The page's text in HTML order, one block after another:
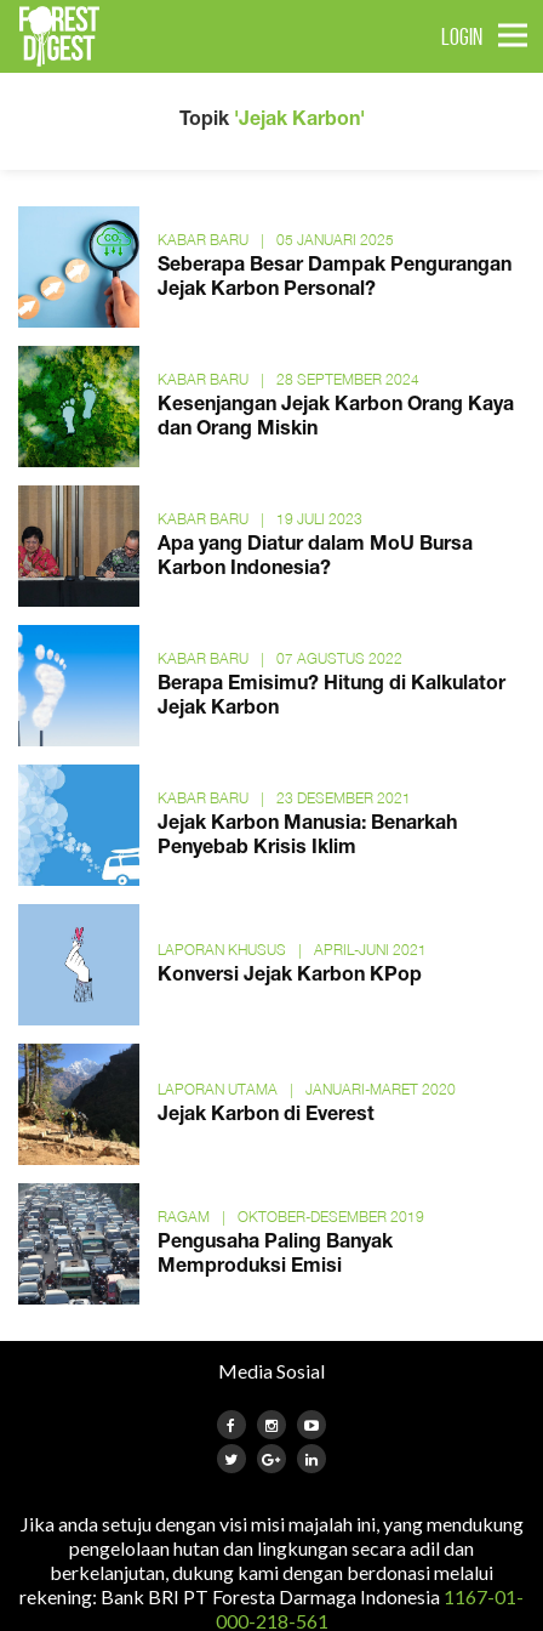
LOGIN
Topik 'Jejak Karbon'
KABAR BARU | 05 JANUARI 2025
Seberapa Besar Dampak Pengurangan
Jejak Karbon Personal?
KABAR BARU | 28 SEPTEMBER 2024
Kesenjangan Jejak Karbon Orang Kaya
dan Orang Miskin
KABAR BARU | 19 JULI 2023
Apa yang Diatur dalam MoU Bursa
Karbon Indonesia?
KABAR BARU | 07 AGUSTUS 2022
Berapa Emisimu? Hitung di Kalkulator
Jejak Karbon
KABAR BARU | 23 DESEMBER 2021
Jejak Karbon Manusia: Benarkah
Penyebab Krisis Iklim
LAPORAN KHUSUS | APRIL-JUNI 2021
Konversi Jejak Karbon KPop
LAPORAN UTAMA | JANUARI-MARET 2020
Jejak Karbon di Everest
RAGAM | OKTOBER-DESEMBER 2019
Pengusaha Paling Banyak
Memproduksi Emisi
Media Sosial
Jika anda setuju dengan visi misi majalah ini, yang mendukung
pengelolaan hutan dan lingkungan secara adil dan
berkelanjutan, dukung kami dengan berdonasi melalui
rekening: Bank BRI PT Foresta Darmaga Indonesia 1167-01-
000-218-561